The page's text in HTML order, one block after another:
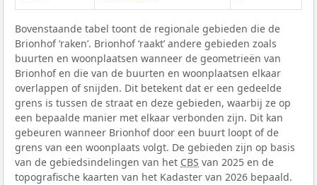
Bovenstaande tabel toont de regionale gebieden die de
Brionhof ‘raken’. Brionhof ‘raakt’ andere gebieden zoals
buurten en woonplaatsen wanneer de geometrieën van
Brionhof en die van de buurten en woonplaatsen elkaar
overlappen of snijden. Dit betekent dat er een gedeelde
grens is tussen de straat en deze gebieden, waarbij ze op
een bepaalde manier met elkaar verbonden zijn. Dit kan
gebeuren wanneer Brionhof door een buurt loopt of de
grens van een woonplaats volgt. De gebieden zijn op basis
van de gebiedsindelingen van het CBS van 2025 en de
topografische kaarten van het Kadaster van 2026 bepaald.